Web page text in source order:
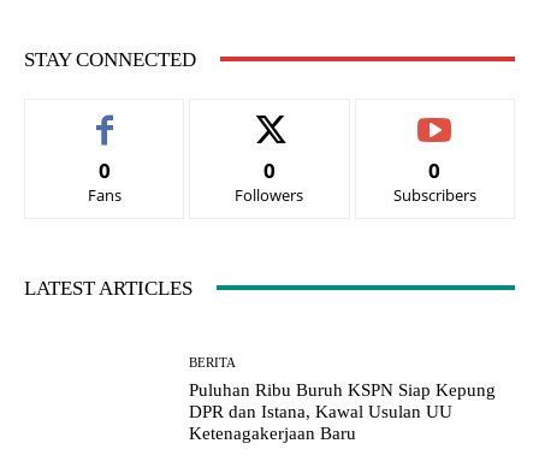
STAY CONNECTED
0
Fans
0
Followers
0
Subscribers
LATEST ARTICLES
BERITA
Puluhan Ribu Buruh KSPN Siap Kepung
DPR dan Istana, Kawal Usulan UU
Ketenagakerjaan Baru